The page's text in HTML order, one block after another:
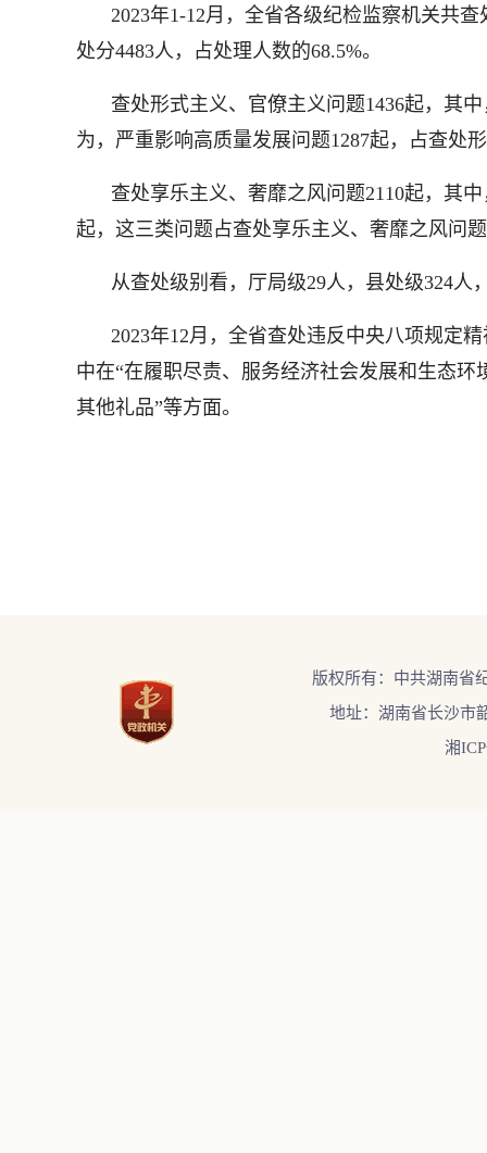
2023年1-12月，全省各级纪检监察机关共
处分4483人，占处理人数的68.5%。
查处形式主义、官僚主义问题1436起，其
为，严重影响高质量发展问题1287起，占查处
查处享乐主义、奢靡之风问题2110起，其
起，这三类问题占查处享乐主义、奢靡之风问
从查处级别看，厅局级29人，县处级324人
2023年12月，全省查处违反中央八项规定
中在“在履职尽责、服务经济社会发展和生态
其他礼品”等方面。
版权所有：中共湖南省
地址：湖南省长沙市
湘